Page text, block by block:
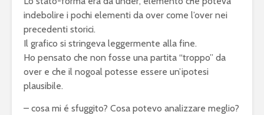
indebolire i pochi elementi da over come l’over nei
precedenti storici.
Il grafico si stringeva leggermente alla fine.
Ho pensato che non fosse una partita “troppo” da
over e che il nogoal potesse essere un’ipotesi
plausibile.
– cosa mi é sfuggito? Cosa potevo analizzare meglio?